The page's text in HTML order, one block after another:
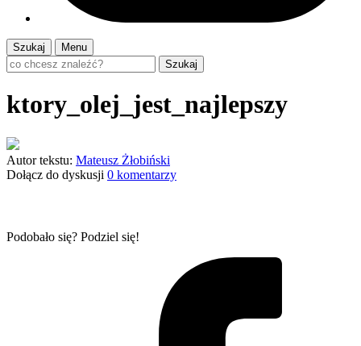
Szukaj
Menu
Szukaj
ktory_olej_jest_najlepszy
Autor tekstu: Mateusz Żłobiński
Dołącz do dyskusji 0 komentarzy
Podobało się? Podziel się!